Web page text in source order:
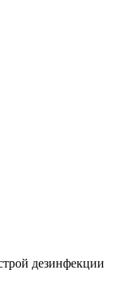
дезинфекции